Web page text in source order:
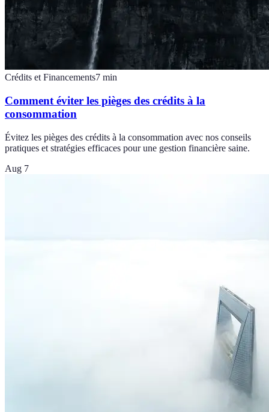
Crédits et Financements7 min
Comment éviter les pièges des crédits à la
consommation
Évitez les pièges des crédits à la consommation avec nos conseils
pratiques et stratégies efficaces pour une gestion financière saine.
Aug 7